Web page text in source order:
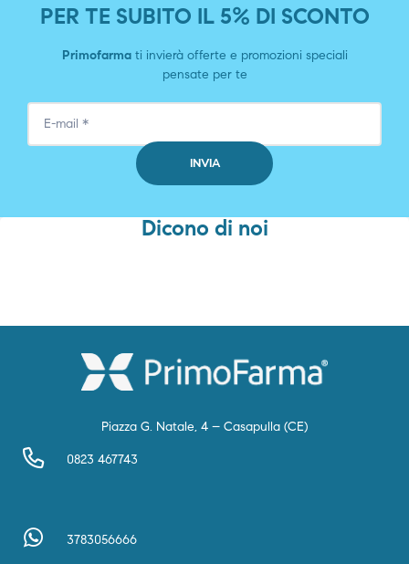
PER TE SUBITO IL 5% DI SCONTO
Primofarmati invierà offerte e promozioni speciali
pensate per te
Dicono di noi
Piazza G. Natale, 4 – Casapulla (CE)
0823 467743
3783056666